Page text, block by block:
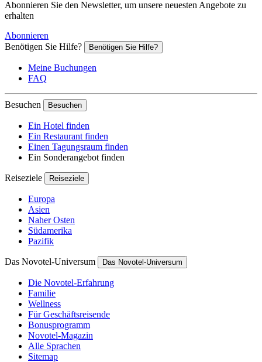
Abonnieren Sie den Newsletter, um unsere neuesten Angebote zu
erhalten
Abonnieren
Benötigen Sie Hilfe?
Benötigen Sie Hilfe?
Meine Buchungen
FAQ
Besuchen Besuchen
Ein Hotel finden
Ein Restaurant finden
Einen Tagungsraum finden
Ein Sonderangebot finden
Reiseziele Reiseziele
Europa
Asien
Naher Osten
Südamerika
Pazifik
Das Novotel-Universum Das Novotel-Universum
Die Novotel-Erfahrung
Familie
Wellness
Für Geschäftsreisende
Bonusprogramm
Novotel-Magazin
Alle Sprachen
Sitemap